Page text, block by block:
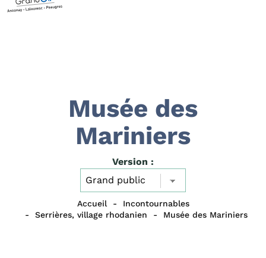
Musée des
Mariniers
Version :
Accueil
Incontournables
Serrières, village rhodanien
Musée des Mariniers